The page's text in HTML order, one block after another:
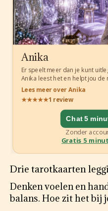
Drie tarotkaarten
Denken voelen en
balans. Hoe zit het bij